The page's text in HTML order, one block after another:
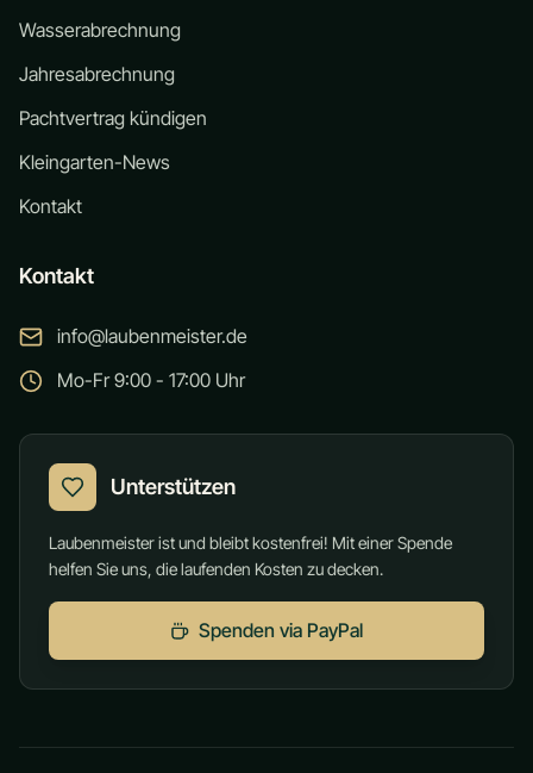
Wasserabrechnung
Jahresabrechnung
Pachtvertrag kündigen
Kleingarten-News
Kontakt
Kontakt
info@laubenmeister.de
Mo-Fr 9:00 - 17:00 Uhr
Unterstützen
Laubenmeister ist und bleibt kostenfrei! Mit einer Spende
helfen Sie uns, die laufenden Kosten zu decken.
Spenden via PayPal